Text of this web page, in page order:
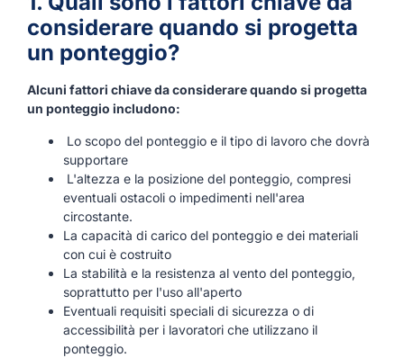
considerare quando si progetta
un ponteggio?
Alcuni fattori chiave da considerare quando si progetta
un ponteggio includono:
Lo scopo del ponteggio e il tipo di lavoro che dovrà
supportare
L'altezza e la posizione del ponteggio, compresi
eventuali ostacoli o impedimenti nell'area
circostante.
La capacità di carico del ponteggio e dei materiali
con cui è costruito
La stabilità e la resistenza al vento del ponteggio,
soprattutto per l'uso all'aperto
Eventuali requisiti speciali di sicurezza o di
accessibilità per i lavoratori che utilizzano il
ponteggio.